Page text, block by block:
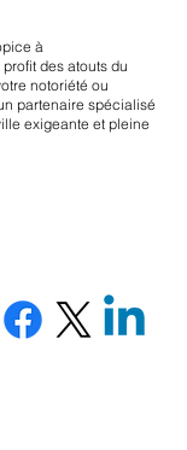
à
des atouts du
notoriété ou
partenaire spécialisé
exigeante et pleine